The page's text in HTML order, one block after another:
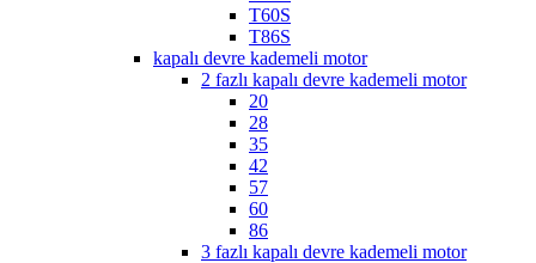
T60S
T86S
kapalı devre kademeli motor
2 fazlı kapalı devre kademeli motor
20
28
35
42
57
60
86
3 fazlı kapalı devre kademeli motor